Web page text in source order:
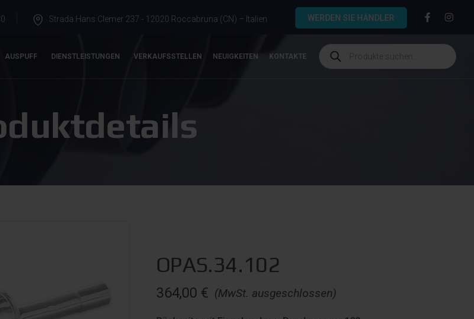
Strada Hans Clemer 237 - 12020 Roccabruna (CN) – Italien WERDEN SIE HÄNDLER
AUSPUFF DIENSTLEISTUNGEN VERKAUFSSTELLEN NEUIGKEITEN KONTAKTE
OPAS.34.102
(MwSt. ausgeschlossen)
364,00 €